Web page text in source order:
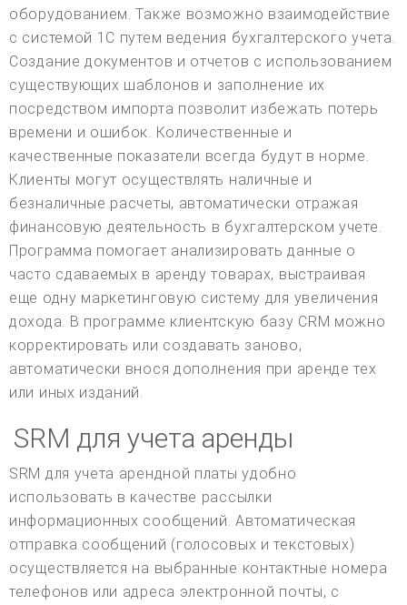
оборудованием. Также возможно взаимодействие
с системой 1С путем ведения бухгалтерского учета.
Создание документов и отчетов с использованием
существующих шаблонов и заполнение их
посредством импорта позволит избежать потерь
времени и ошибок. Количественные и
качественные показатели всегда будут в норме.
Клиенты могут осуществлять наличные и
безналичные расчеты, автоматически отражая
финансовую деятельность в бухгалтерском учете.
Программа помогает анализировать данные о
часто сдаваемых в аренду товарах, выстраивая
еще одну маркетинговую систему для увеличения
дохода. В программе клиентскую базу CRM можно
корректировать или создавать заново,
автоматически внося дополнения при аренде тех
или иных изданий.
SRM для учета аренды
SRM для учета арендной платы удобно
использовать в качестве рассылки
информационных сообщений. Автоматическая
отправка сообщений (голосовых и текстовых)
осуществляется на выбранные контактные номера
телефонов или адреса электронной почты, с